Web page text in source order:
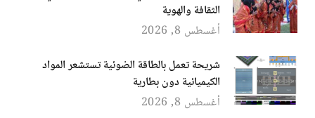
الثقافة والهوية
أغسطس 8, 2026
شريحة تعمل بالطاقة الضوئية تستشعر المواد
الكيميائية دون بطارية
أغسطس 8, 2026